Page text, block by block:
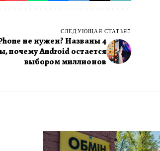
СЛЕДУЮЩАЯ СТАТЬЯ
не нужен? Названы 4
почему Android остается
выбором миллионов